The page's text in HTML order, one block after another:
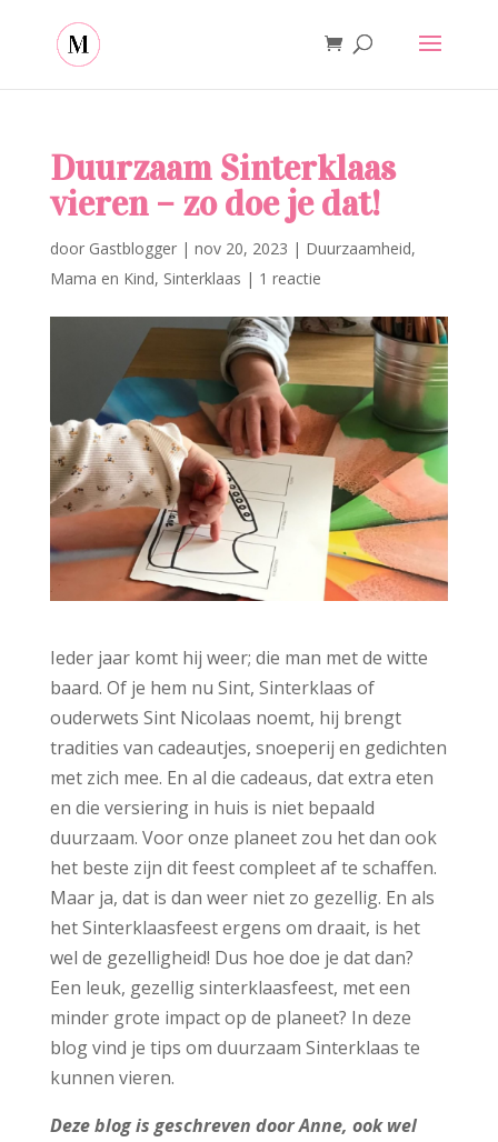
Duurzaam Sinterklaas
vieren – zo doe je dat!
door Gastblogger| nov 20, 2023 | Duurzaamheid,
Mama en Kind, Sinterklaas | 1 reactie
Ieder jaar komt hij weer; die man met de witte
baard. Of je hem nu Sint, Sinterklaas of
ouderwets Sint Nicolaas noemt, hij brengt
tradities van cadeautjes, snoeperij en gedichten
met zich mee. En al die cadeaus, dat extra eten
en die versiering in huis is niet bepaald
duurzaam. Voor onze planeet zou het dan ook
het beste zijn dit feest compleet af te schaffen.
Maar ja, dat is dan weer niet zo gezellig. En als
het Sinterklaasfeest ergens om draait, is het
wel de gezelligheid! Dus hoe doe je dat dan?
Een leuk, gezellig sinterklaasfeest, met een
minder grote impact op de planeet? In deze
blog vind je tips om duurzaam Sinterklaas te
kunnen vieren.
Deze blog is geschreven door Anne, ook wel